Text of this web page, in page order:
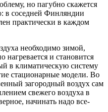
но пагубно скажется
в соседней Финляндии
практически в каждом
необходимо зимой,
нагревается и становится
в климатическую систему
стационарные модели. Во
загородный воздух сам
свежего воздуха в
начинать надо все-